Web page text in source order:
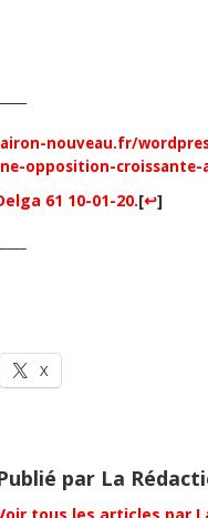
nouveau.fr/
opposition-
61 10-01-20.[↩]
X
par La
tous les articles par